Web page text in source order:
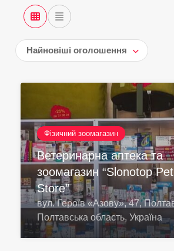
Найновіші оголошення
Фізичний зоомагазин
Ветеринарна аптека та
зоомагазин “Slonotop Pet
Store”
вул. Героїв «Азову», 47,
Полтавська область, Україна